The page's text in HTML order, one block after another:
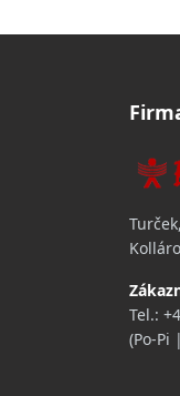
Tel.:
(Po-Pi